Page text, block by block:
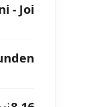
- Joi